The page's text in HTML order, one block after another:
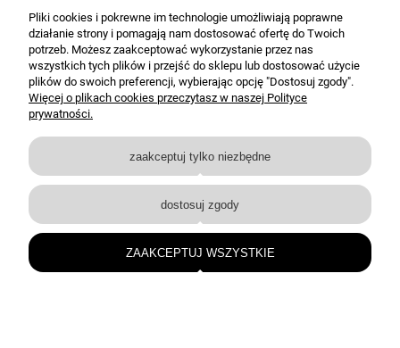
Dostawa i dostawa
Moje konto
Gwarancja i zwroty
O firmie
BEJMET — elementy nierdzewne i techniczne dla przemysłu oraz instalacji.
Pliki cookies i pokrewne im technologie umożliwiają poprawne
działanie strony i pomagają nam dostosować ofertę do Twoich
potrzeb. Możesz zaakceptować wykorzystanie przez nas
wszystkich tych plików i przejść do sklepu lub dostosować użycie
plików do swoich preferencji, wybierając opcję "Dostosuj zgody".
Więcej o plikach cookies przeczytasz w naszej Polityce
prywatności.
zaakceptuj tylko niezbędne
dostosuj zgody
ZAAKCEPTUJ WSZYSTKIE